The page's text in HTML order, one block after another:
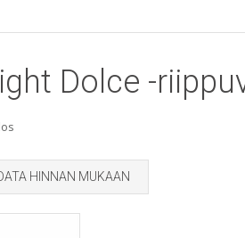
Dolce -
HINNAN MUKAAN